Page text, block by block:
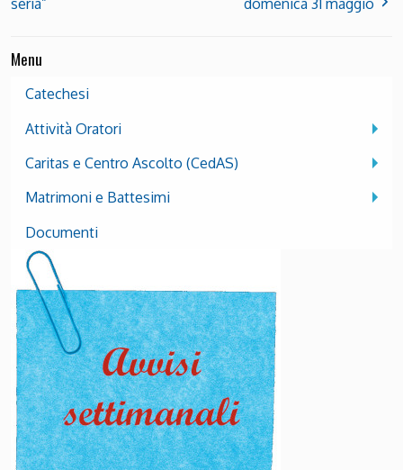
Menu
Catechesi
Attività Oratori
Caritas e Centro Ascolto (CedAS)
Matrimoni e Battesimi
Documenti